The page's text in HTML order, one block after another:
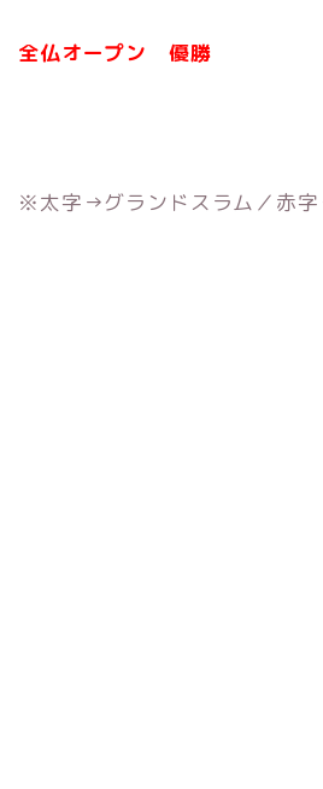
全仏オープン 優勝
※太字→グランドスラム／赤